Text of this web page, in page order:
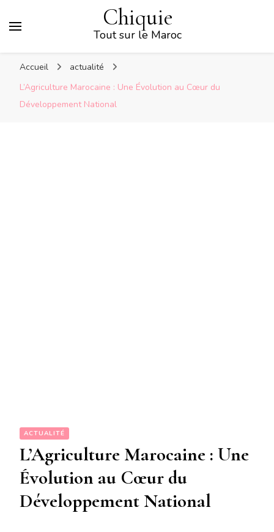
Chiquie
Tout sur le Maroc
Accueil
actualité
L’Agriculture Marocaine : Une Évolution au Cœur du
Développement National
ACTUALITÉ
L’Agriculture Marocaine : Une
Évolution au Cœur du
Développement National